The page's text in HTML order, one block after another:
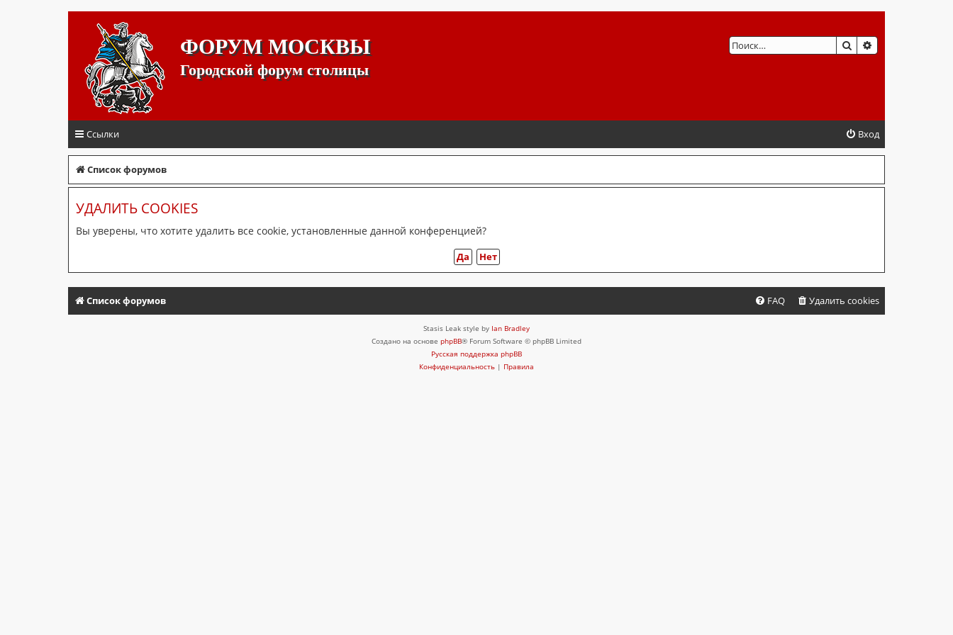
ФОРУМ МОСКВЫ
Городской форум столицы
ПОИСК
Ссылки Вход
Список форумов
УДАЛИТЬ COOKIES
Вы уверены, что хотите удалить все cookie, установленные данной конференцией?
Список форумов Удалить cookies
FAQ
Stasis Leak style by Ian Bradley
Создано на основе phpBB® Forum Software © phpBB Limited
Русская поддержка phpBB
Конфиденциальность | Правила